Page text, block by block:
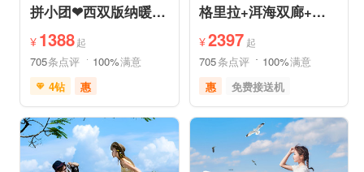
拼小团❤西双版纳暖冬
爆品❤品牌温德姆·亲
子游
¥ 1388起
705条点评 100%满意
4钻
惠
免费接送机
免费WIFI
管家服务
品质游
情侣游
摄影之旅
休闲度假
自然山水
格里拉+洱海双廊+虎
跳峡跟团游
¥2397 起
705条点评 100%满意
惠
免费接送机
品质游
世界遗产
雪山之旅
美食享受
摄影之旅